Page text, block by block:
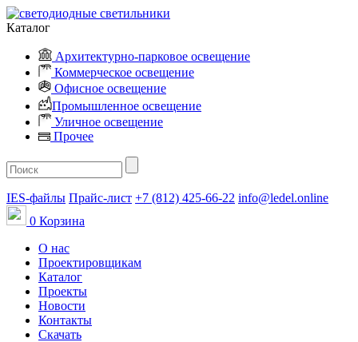
Каталог
Архитектурно-парковое освещение
Коммерческое освещение
Офисное освещение
Промышленное освещение
Уличное освещение
Прочее
IES-файлы Прайс-лист +7 (812) 425-66-22 info@ledel.online
0 Корзина
О нас
Проектировщикам
Каталог
Проекты
Новости
Контакты
Скачать